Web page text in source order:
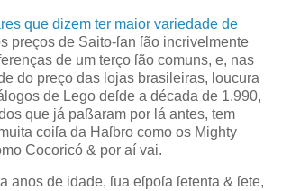
que dizem ter maior variedade de
preços de Saito-ſan ſão incrivelmente
de um terço ſão comuns, e, nas
do preço das lojas brasileiras, loucura
de Lego deſde a década de 1.990,
que já paßaram por lá antes, tem
coiſa da Haſbro como os Mighty
Cocoricó & por aí vai.
anos de idade, ſua eſpoſa ſetenta & ſete,